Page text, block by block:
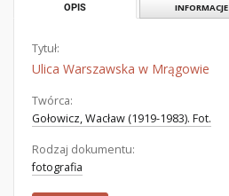
OPIS INFORMACJE
Tytuł:
Ulica Warszawska w Mrągowie
Twórca:
Gołowicz, Wacław (1919-1983). Fot.
Rodzaj dokumentu:
fotografia